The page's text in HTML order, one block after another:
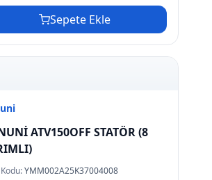
Sepete Ekle
ATV150OFF STATÖR (8
YMM002A25K37004008